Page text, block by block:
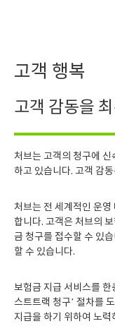
고객 행복
고객 감동을
처브는 고객의 청구에
하고 있습니다. 고객 감
처브는 전 세계적인 운
합니다. 고객은 처브의
금 청구를 접수할 수 있
할 수 있습니다.
보험금 지급 서비스를 한
스트트랙 청구’ 절차를
지급을 하기 위하여 노력